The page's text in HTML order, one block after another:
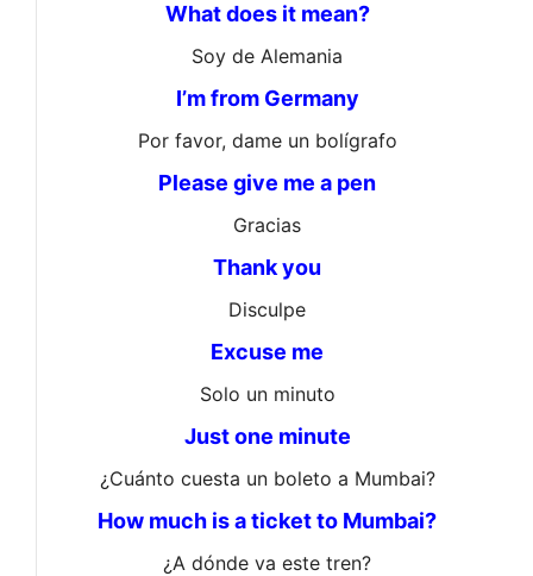
What does it mean?
Soy de Alemania
I’m from Germany
Por favor, dame un bolígrafo
Please give me a pen
Gracias
Thank you
Disculpe
Excuse me
Solo un minuto
Just one minute
¿Cuánto cuesta un boleto a Mumbai?
How much is a ticket to Mumbai?
¿A dónde va este tren?